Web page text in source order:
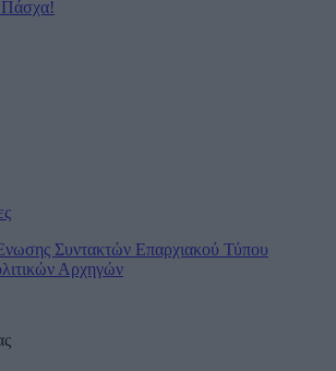
Πάσχα!
Συντακτών Επαρχιακού Τύπου
Αρχηγών